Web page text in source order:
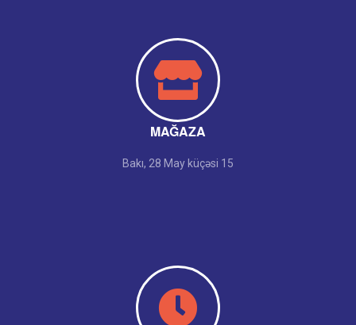
MAĞAZA
Bakı, 28 May küçəsi 15